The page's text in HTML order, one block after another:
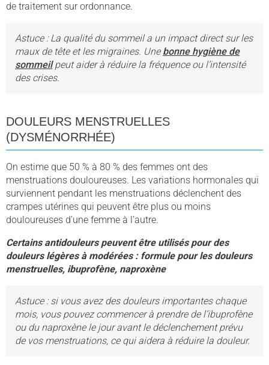
de traitement sur ordonnance.
Astuce : La qualité du sommeil a un impact direct sur les
maux de tête et les migraines. Une bonne hygiène de
sommeilpeut aider à réduire la fréquence ou l’intensité
des crises.
DOULEURS MENSTRUELLES
(DYSMÉNORRHÉE)
On estime que 50 % à 80 % des femmes ont des
menstruations douloureuses. Les variations hormonales qui
surviennent pendant les menstruations déclenchent des
crampes utérines qui peuvent être plus ou moins
douloureuses d’une femme à l’autre.
Certains antidouleurs peuvent être utilisés pour des
douleurs légères à modérées : formule pour les douleurs
menstruelles, ibuprofène, naproxène
Astuce : si vous avez des douleurs importantes chaque
mois, vous pouvez commencer à prendre de l’ibuprofène
ou du naproxène le jour avant le déclenchement prévu
de vos menstruations, ce qui aidera à réduire la douleur.